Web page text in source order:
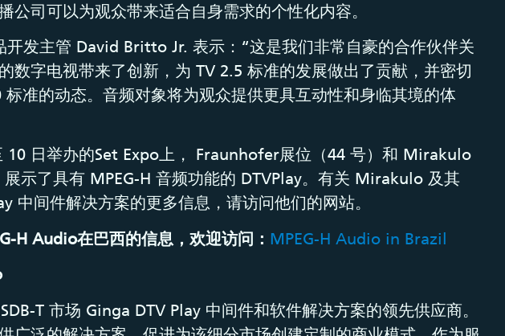
公司可以为观众带来适合自身需求的个性化内容。
发主管 David Britto Jr. 表示：“这是我们非常自豪的合作伙伴关
数字电视带来了创新，为 TV 2.5 标准的发展做出了贡献，并密切
标准的动态。音频对象将为观众提供更具互动性和身临其境的体
10 日举办的Set Expo上， Fraunhofer展位（44 号）和 Mirakulo
展示了具有 MPEG-H 音频功能的 DTVPlay。有关 Mirakulo 及其
中间件解决方案的更多信息，请访问他们的网站。
H Audio在巴西的信息，欢迎访问： MPEG-H Audio in Brazil
T 市场 Ginga DTV Play 中间件和软件解决方案的领先供应商。